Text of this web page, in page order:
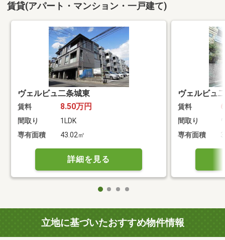
賃貸(アパート・マンション・一戸建て)
ヴェルビュ二条城東
賃料 8.50万円
間取り
1LDK
専有面積
43.02㎡
詳細を見る
ヴェルビュ
賃料
間取り
専有面積
立地に基づいたおすすめ物件情報